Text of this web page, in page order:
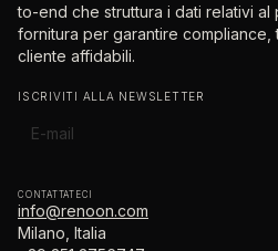
to-end che struttura i dati relativi
fornitura per garantire
cliente affidabili.
ISCRIVITI ALLA NEWSLETTER
CONTATTATECI
info@renoon.com
Milano, Italia